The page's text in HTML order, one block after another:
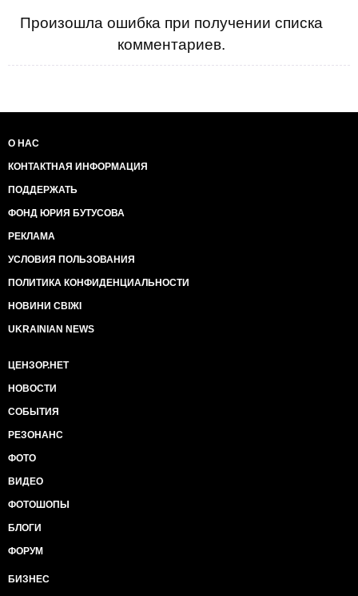
Произошла ошибка при получении списка
комментариев.
О НАС
КОНТАКТНАЯ ИНФОРМАЦИЯ
ПОДДЕРЖАТЬ
ФОНД ЮРИЯ БУТУСОВА
РЕКЛАМА
УСЛОВИЯ ПОЛЬЗОВАНИЯ
ПОЛИТИКА КОНФИДЕНЦИАЛЬНОСТИ
НОВИНИ СВІЖІ
UKRAINIAN NEWS
ЦЕНЗОР.НЕТ
НОВОСТИ
СОБЫТИЯ
РЕЗОНАНС
ФОТО
ВИДЕО
ФОТОШОПЫ
БЛОГИ
ФОРУМ
БИЗНЕС